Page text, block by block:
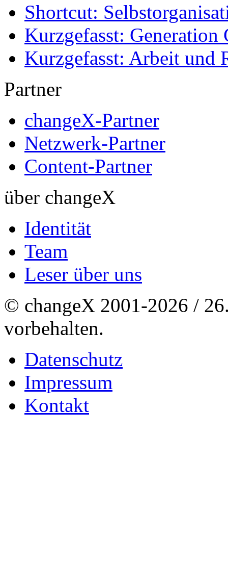
Shortcut:
Kurzgefasst: Generation
Kurzgefasst: Arbeit und
Partner
changeX-Partner
Netzwerk-Partner
Content-Partner
über changeX
Identität
Team
Leser über uns
© changeX 2001-2026 /
vorbehalten.
Datenschutz
Impressum
Kontakt